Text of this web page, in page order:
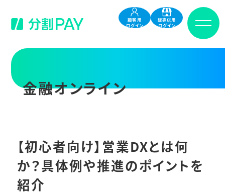
顧客用
ログイン
販売店用
ログイン
金融オンライン
【初心者向け】営業DXとは何
か？具体例や推進のポイントを
紹介